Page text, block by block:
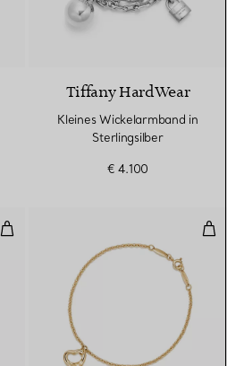
Tiffany HardWear
Kleines Wickelarmband in
Sterlingsilber
€ 4.100
Pearls by the Yard™ Armband